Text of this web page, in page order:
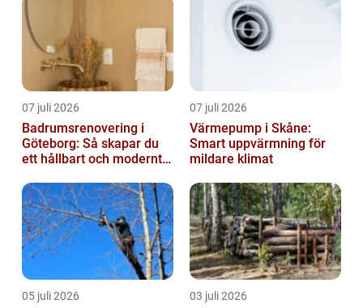
07 juli 2026
Badrumsrenovering i
Göteborg: Så skapar du
ett hållbart och modernt
07 juli 2026
Värmepump i Skåne:
Smart uppvärmning för
mildare klimat
05 juli 2026 03 juli 2026